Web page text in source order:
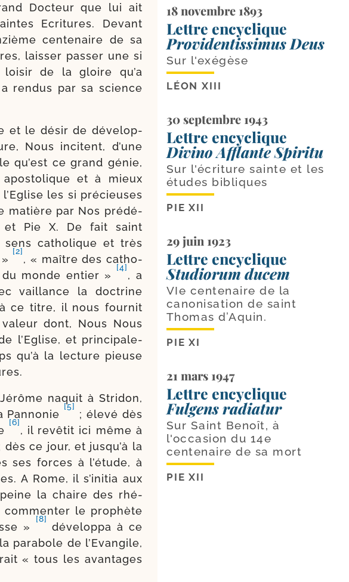
Docteur que lui ait
Ecritures. Devant
cen­te­naire de sa
lais­ser pas­ser une si
de la gloire qu’a
ren­dus par sa science
et le désir de déve­lop­
Nous incitent, d’une
qu’est ce grand génie,
et à mieux
les si pré­cieuses
matière par Nos pré­dé­
et Pie X. De fait saint
catho­lique et très
[2]
, « maître des catho­
monde entier »
[4]
, a
vaillance la doc­trine
ce titre, il nous four­nit
dont, Nous Nous
l’Eglise, et prin­ci­pa­le­
qu’à la lec­ture pieuse
naquit à Stridon,
Pannonie
[5]
; éle­vé dès
[6]
, il revê­tit ici même à
dès ce jour, et jusqu’à la
ses forces à l’étude, à
A Rome, il s’initia aux
la chaire des rhé­
com­men­ter le pro­phète
»
[8]
déve­lop­pa à ce
para­bole de l’Evangile,
« tous les avan­tages
18 novembre 1893
Lettre encyclique
Providentissimus Deus
Sur l'exégèse
LÉON XIII
30 septembre 1943
Lettre encyclique
Divino Afflante Spiritu
Sur l'écriture sainte et les
études bibliques
PIE XII
29 juin 1923
Lettre encyclique
Studiorum ducem
VIe centenaire de la
canonisation de saint
Thomas d’Aquin.
PIE XI
21 mars 1947
Lettre encyclique
Fulgens radiatur
Sur Saint Benoît, à
l'occasion du 14e
centenaire de sa mort
PIE XII